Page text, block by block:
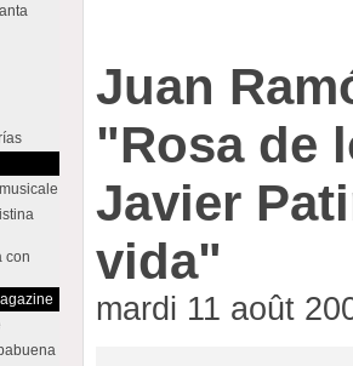
Juan
"Rosa de
Javier
vida"
mardi 11 août
con